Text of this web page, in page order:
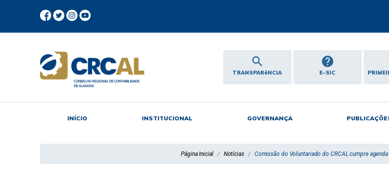
search
TRANSPARêNCIA
help
E-SIC
INÍCIO INSTITUCIONAL GOVERNANÇA
Página Inicial Notícias Comissão do Voluntariado do CRCAL cumpre